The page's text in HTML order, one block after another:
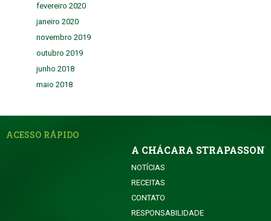
fevereiro 2020
janeiro 2020
novembro 2019
outubro 2019
junho 2018
maio 2018
ACESSO RÁPIDO
A CHÁCARA STRAPASSON
NOTÍCIAS
RECEITAS
CONTATO
RESPONSABILIDADE